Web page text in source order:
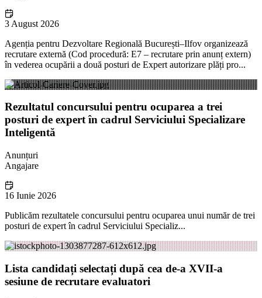
3 August 2026
Agenția pentru Dezvoltare Regională București–Ilfov organizează
recrutare externă (Cod procedură: E7 – recrutare prin anunț extern)
în vederea ocupării a două posturi de Expert autorizare plăți pro...
Rezultatul concursului pentru ocuparea a trei
posturi de expert în cadrul Serviciului Specializare
Inteligentă
Anunțuri
Angajare
16 Iunie 2026
Publicăm rezultatele concursului pentru ocuparea unui număr de trei
posturi de expert în cadrul Serviciului Specializ...
Lista candidați selectați după cea de-a XVII-a
sesiune de recrutare evaluatori